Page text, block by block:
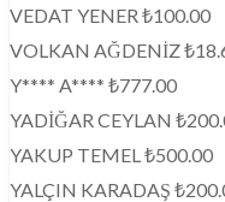
VEDAT YENER ₺100.00
VOLKAN AĞDENİZ
Y**** A**** ₺777.00
YADİĞAR CEYLAN
YAKUP TEMEL ₺500.00
YALÇIN KARADAŞ